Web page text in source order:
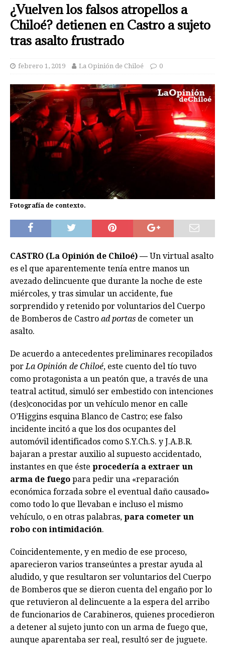
¿Vuelven los falsos atropellos a
Chiloé? detienen en Castro a sujeto
tras asalto frustrado
febrero 1, 2019 La Opinión de Chiloé 0
Fotografía de contexto.
CASTRO (La Opinión de Chiloé) — Un virtual asalto
es el que aparentemente tenía entre manos un
avezado delincuente que durante la noche de este
miércoles, y tras simular un accidente, fue
sorprendido y retenido por voluntarios del Cuerpo
de Bomberos de Castro ad portas de cometer un
asalto.
De acuerdo a antecedentes preliminares recopilados
porLa Opinión de Chiloé, este cuento del tío tuvo
como protagonista a un peatón que, a través de una
teatral actitud, simuló ser embestido con intenciones
(des)conocidas por un vehículo menor en calle
O’Higgins esquina Blanco de Castro; ese falso
incidente incitó a que los dos ocupantes del
automóvil identificados como S.Y.Ch.S. y J.A.B.R.
bajaran a prestar auxilio al supuesto accidentado,
instantes en que éste procedería a extraer un
arma de fuego para pedir una «reparación
económica forzada sobre el eventual daño causado»
como todo lo que llevaban e incluso el mismo
vehículo, o en otras palabras, para cometer un
robo con intimidación.
Coincidentemente, y en medio de ese proceso,
aparecieron varios transeúntes a prestar ayuda al
aludido, y que resultaron ser voluntarios del Cuerpo
de Bomberos que se dieron cuenta del engaño por lo
que retuvieron al delincuente a la espera del arribo
de funcionarios de Carabineros, quienes procedieron
a detener al sujeto junto con un arma de fuego que,
aunque aparentaba ser real, resultó ser de juguete.